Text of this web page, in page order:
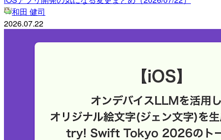
和田 健司
2026.07.22